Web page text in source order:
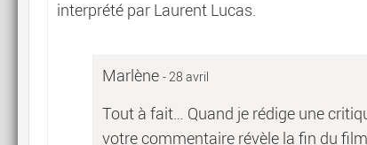
interprété par Laurent Lucas.
Marlène - 28 avril
Tout à fait… Quand je rédige une
votre commentaire révèle la fin du